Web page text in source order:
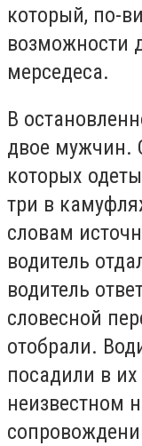
который, по-
возможности
мерседеса.
В
двое мужчин.
которых
три в
словам
водитель
водитель
словесной
отобрали.
посадили в
неизвестном